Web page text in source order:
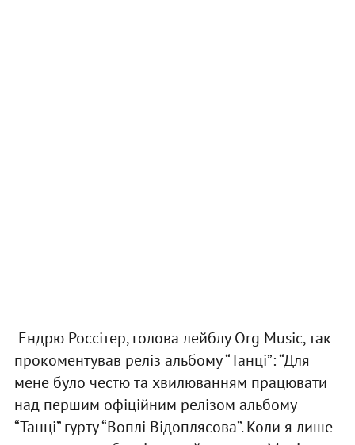
Ендрю Россітер, голова лейблу Org Music, так
прокоментував реліз альбому “Танці”: “Для
мене було честю та хвилюванням працювати
над першим офіційним релізом альбому
“Танці” гурту “Воплі Відоплясова”. Коли я лише